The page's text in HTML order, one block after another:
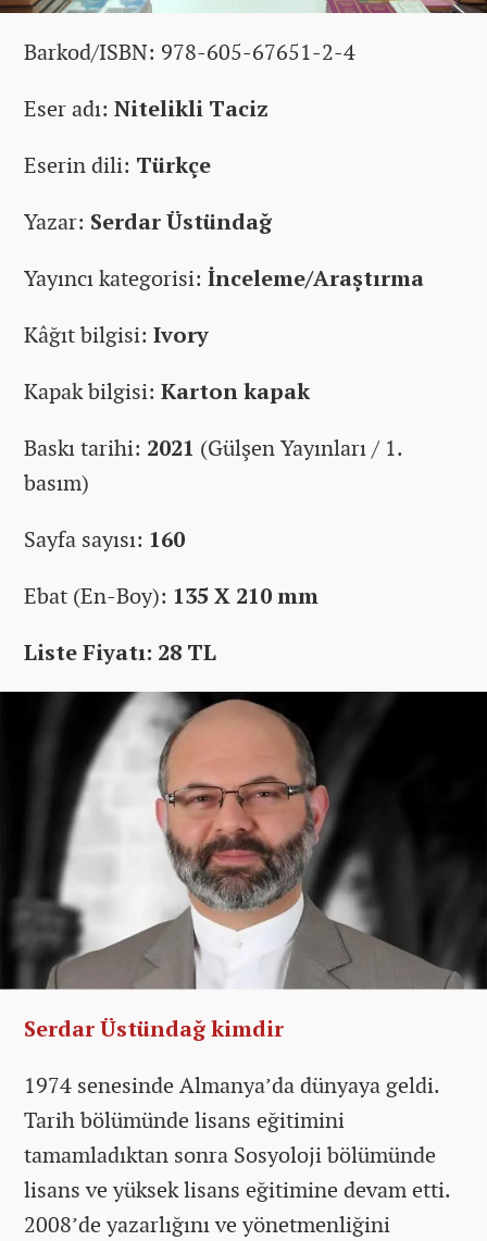
Barkod/ISBN: 978-605-67651-2-4
Eser adı: Nitelikli Taciz
Eserin dili: Türkçe
Yazar: Serdar Üstündağ
Yayıncı kategorisi: İnceleme/Araştırma
Kâğıt bilgisi: Ivory
Kapak bilgisi: Karton kapak
Baskı tarihi: 2021 (Gülşen Yayınları / 1.
basım)
Sayfa sayısı: 160
Ebat (En-Boy): 135 X 210 mm
Liste Fiyatı: 28 TL
Serdar Üstündağ kimdir
1974 senesinde Almanya’da dünyaya geldi.
Tarih bölümünde lisans eğitimini
tamamladıktan sonra Sosyoloji bölümünde
lisans ve yüksek lisans eğitimine devam etti.
2008’de yazarlığını ve yönetmenliğini